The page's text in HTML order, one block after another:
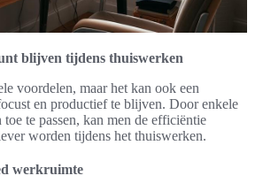
blijven tijdens thuiswerken
voordelen, maar het kan ook een
en productief te blijven. Door enkele
toe te passen, kan men de efficiëntie
worden tijdens het thuiswerken.
werkruimte